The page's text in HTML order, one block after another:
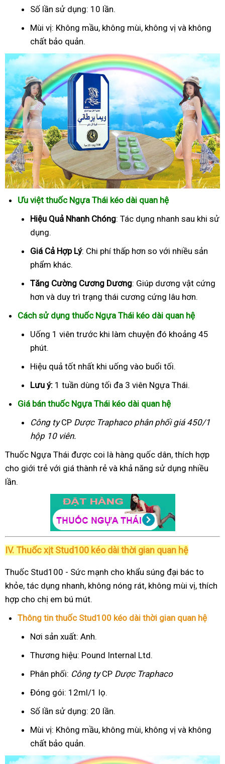
Số lần sử dụng: 10 lần.
Mùi vị: Không mầu, không mùi, không vị và không
chất bảo quản.
Ưu việt thuốc Ngựa Thái kéo dài quan hệ
Hiệu Quả Nhanh Chóng: Tác dụng nhanh sau khi sử
dụng.
Giá Cả Hợp Lý: Chi phí thấp hơn so với nhiều sản
phẩm khác.
Tăng Cường Cương Dương: Giúp dương vật cứng
hơn và duy trì trạng thái cương cứng lâu hơn.
Cách sử dụng thuốc Ngựa Thái kéo dài quan hệ
Uống 1 viên trước khi làm chuyện đó khoảng 45
phút.
Hiệu quả tốt nhất khi uống vào buổi tối.
Lưu ý: 1 tuần dùng tối đa 3 viên Ngựa Thái.
Giá bán thuốc Ngựa Thái kéo dài quan hệ
Công tyCP Dược Traphacophân phối giá 450/1
hộp 10 viên.
Thuốc Ngựa Thái được coi là hàng quốc dân, thích hợp
cho giới trẻ với giá thành rẻ và khả năng sử dụng nhiều
lần.
IV. Thuốc xịt Stud100 kéo dài thời gian quan hệ
Thuốc Stud100 - Sức mạnh cho khẩu súng đại bác to
khỏe, tác dụng nhanh, không nóng rát, không mùi vị, thích
hợp cho chị em bú mút.
Thông tin thuốc Stud100 kéo dài thời gian quan hệ
Nơi sản xuất: Anh.
Thương hiệu: Pound Internal Ltd.
Phân phối: Công tyCP Dược Traphaco
Đóng gói: 12ml/1 lọ.
Số lần sử dụng: 20 lần.
Mùi vị: Không mầu, không mùi, không vị và không
chất bảo quản.